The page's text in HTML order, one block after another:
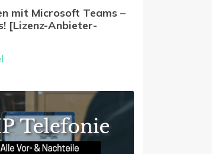
mit Microsoft Teams –
[Lizenz-Anbieter-